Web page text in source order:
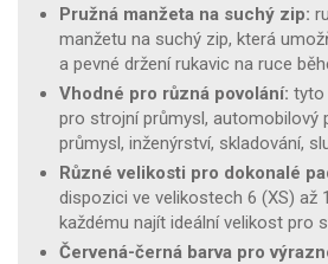
Pružná manžeta na suchý zip:
manžetu na suchý zip, která
a pevné držení rukavic na ruce
Vhodné pro různá povolání: tyto
pro strojní průmysl, automobilový
průmysl, inženýrství, skladování,
Různé velikosti pro dokonalé
dispozici ve velikostech 6 (XS) až
každému najít ideální velikost pro
Červená-černá barva pro